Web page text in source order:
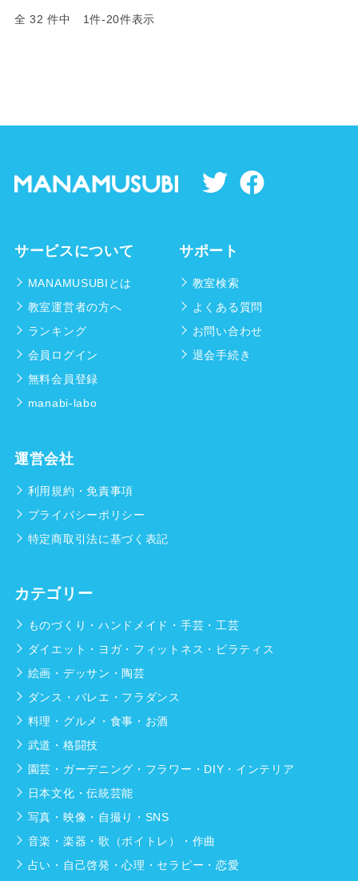
全 32 件中 1件-20件表示
サービスについて
MANAMUSUBIとは
教室運営者の方へ
ランキング
会員ログイン
無料会員登録
manabi-labo
サポート
教室検索
よくある質問
お問い合わせ
退会手続き
運営会社
利用規約・免責事項
プライバシーポリシー
特定商取引法に基づく表記
カテゴリー
ものづくり・ハンドメイド・手芸・工芸
ダイエット・ヨガ・フィットネス・ピラティス
絵画・デッサン・陶芸
ダンス・バレエ・フラダンス
料理・グルメ・食事・お酒
武道・格闘技
園芸・ガーデニング・フラワー・DIY・インテリア
日本文化・伝統芸能
写真・映像・自撮り・SNS
音楽・楽器・歌（ボイトレ）・作曲
占い・自己啓発・心理・セラピー・恋愛